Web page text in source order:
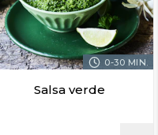
0-30 MIN.
Salsa verde